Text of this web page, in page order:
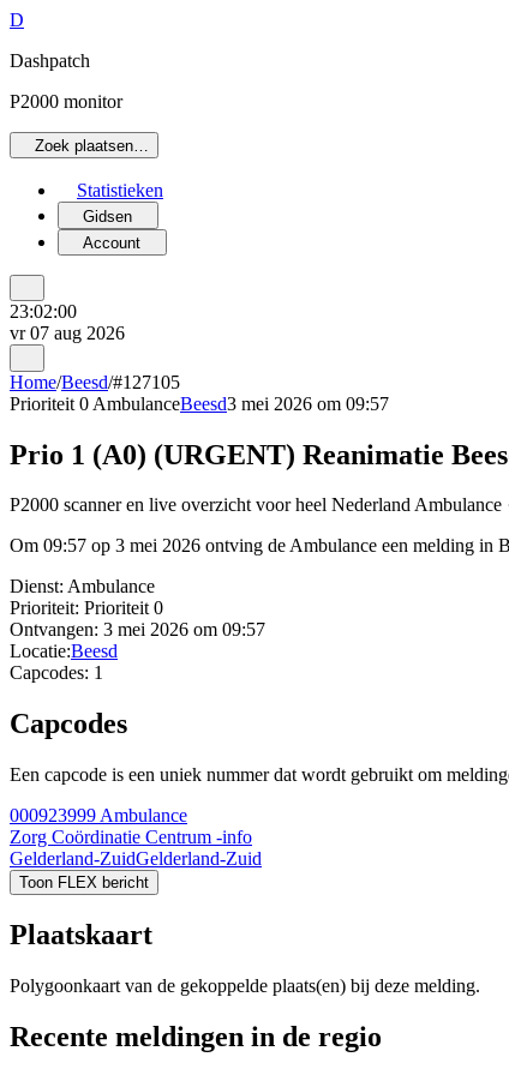
D
Dashpatch
P2000 monitor
Zoek plaatsen…
Statistieken
Gidsen
Account
23:02:00
vr 07 aug 2026
Home/Beesd/#127105
Prioriteit 0 AmbulanceBeesd3 mei 2026 om 09:57
Prio 1 (A0) (URGENT) Reanimatie
P2000 scanner en live overzicht voor heel Nederland Ambulance
Om 09:57 op 3 mei 2026 ontving de Ambulance een melding in
Dienst: Ambulance
Prioriteit: Prioriteit 0
Ontvangen: 3 mei 2026 om 09:57
Locatie:Beesd
Capcodes: 1
Capcodes
Een capcode is een uniek nummer dat wordt gebruikt om
000923999 Ambulance
Zorg Coördinatie Centrum -info
Gelderland-ZuidGelderland-Zuid
Toon FLEX bericht
Plaatskaart
Polygoonkaart van de gekoppelde plaats(en) bij deze melding.
Recente meldingen in de regio